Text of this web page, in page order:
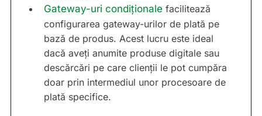
Gateway-uri condiționale facilitează
configurarea gateway-urilor de plată pe
bază de produs. Acest lucru este ideal
dacă aveți anumite produse digitale sau
descărcări pe care clienții le pot cumpăra
doar prin intermediul unor procesoare de
plată specifice.